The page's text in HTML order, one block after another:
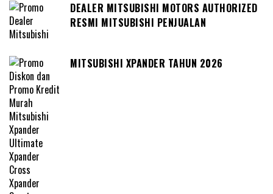
DEALER MITSUBISHI MOTORS AUTHORIZED
RESMI MITSUBISHI PENJUALAN
MITSUBISHI XPANDER TAHUN 2026